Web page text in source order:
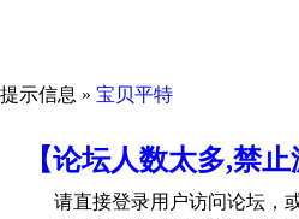
提示信息 » 宝贝平特
【论坛人数太多,禁
请直接登录用户访问论坛，